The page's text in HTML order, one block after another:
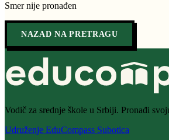
Smer nije pronađen
NAZAD NA PRETRAGU
Vodič za srednje škole u Srbiji. Pronađi
Udruženje EduCompass Subotica